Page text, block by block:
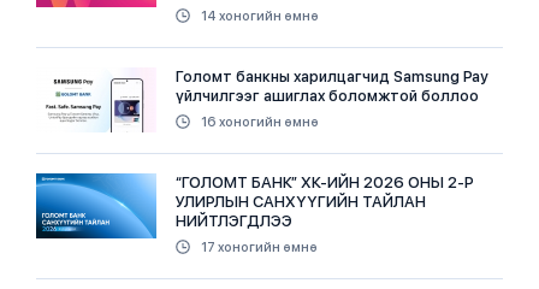
14 хоногийн өмнө
Голомт банкны харилцагчид Samsung Pay
үйлчилгээг ашиглах боломжтой боллоо
16 хоногийн өмнө
“ГОЛОМТ БАНК” ХК-ИЙН 2026 ОНЫ 2-Р
УЛИРЛЫН САНХҮҮГИЙН ТАЙЛАН
НИЙТЛЭГДЛЭЭ
17 хоногийн өмнө